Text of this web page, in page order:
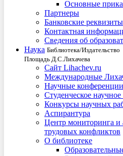
Основные
Партнеры
Банковские реквизиты
Контактная
Сведения об
Наука Библиотека/Издательство
Площадь Д.С.Лихачева
Сайт Lihachev.ru
Международные
Научные конференции
Студенческое
Конкурсы научных
Аспирантура
Центр мониторинга и
трудовых конфликтов
О библиотеке